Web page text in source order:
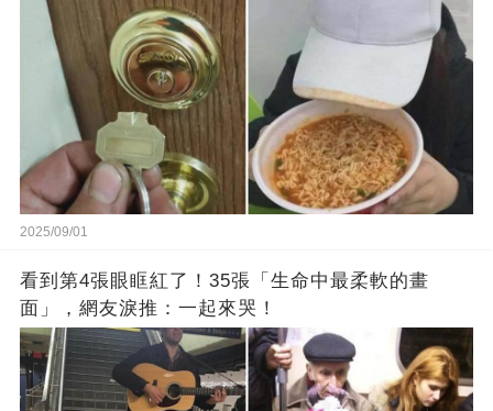
2025/09/01
看到第4張眼眶紅了！35張「生命中最柔軟的畫
面」，網友淚推：一起來哭！